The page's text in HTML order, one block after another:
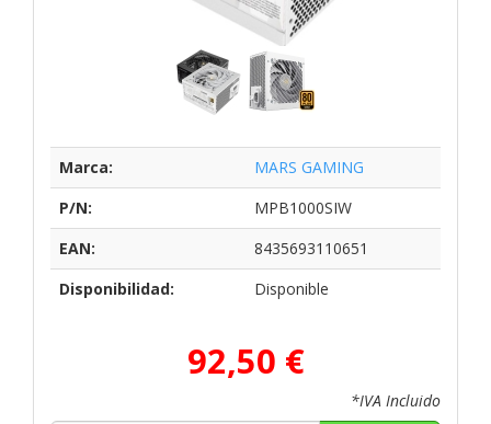
Marca:
MARS GAMING
P/N:
MPB1000SIW
EAN:
8435693110651
Disponibilidad:
Disponible
92,50 €
*IVA Incluido